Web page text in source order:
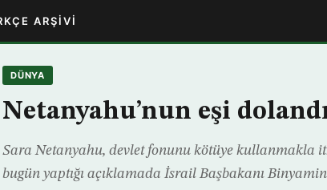
ARŞIVI
DÜNYA
Netanyahu’nun eşi
Sara Netanyahu, devlet fonunu kötüye kullanmakla
bugün yaptığı açıklamada İsrail Başbakanı